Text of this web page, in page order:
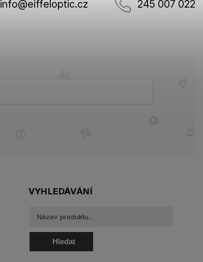
info@eiffeloptic.cz 245 007 022
VYHLEDÁVÁNÍ
Hledat